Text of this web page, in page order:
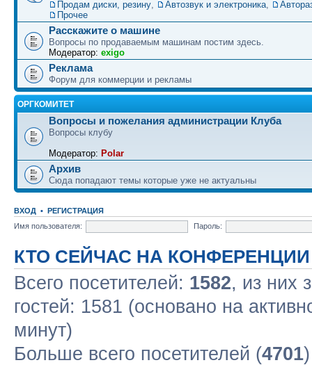
Продам диски, резину, Автозвук и электроника,
Прочее
Расскажите о машине
Вопросы по продаваемым машинам постим здесь.
Модератор: exigo
Реклама
Форум для коммерции и рекламы
ОРГКОМИТЕТ
Вопросы и пожелания администрации Клуба
Вопросы клубу
Модератор: Polar
Архив
Сюда попадают темы которые уже не актуальны
ВХОД • РЕГИСТРАЦИЯ
Имя пользователя:
Пароль:
КТО СЕЙЧАС НА КОНФЕРЕНЦИИ
Всего посетителей: 1582, из них
гостей: 1581 (основано на
минут)
Больше всего посетителей (4701